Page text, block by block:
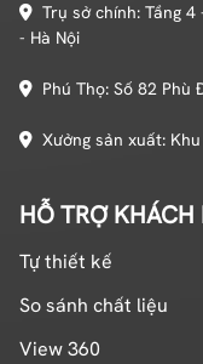
Trụ sở chính: Tầng 4
- Hà Nội
Phú Thọ: Số 82 Phù
Xưởng sản xuất:
HỖ TRỢ KHÁCH
Tự thiết kế
So sánh chất liệu
View 360